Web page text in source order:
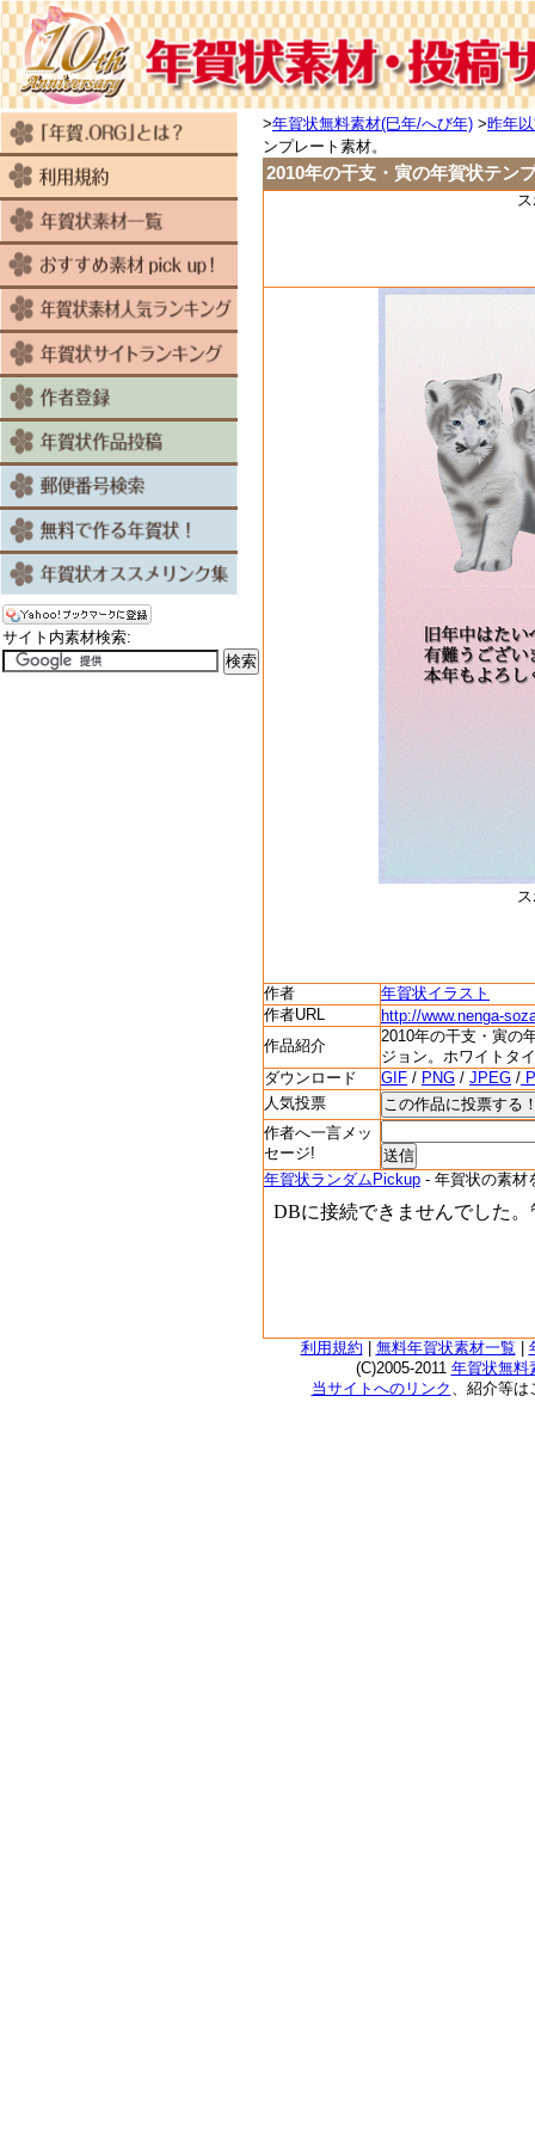
>年賀状無料素材(巳年/へび年) >昨年
ンプレート素材。
2010年の干支・寅の年賀状テン
作者
年賀状イラスト
作者URL
http://www.nenga-
作品紹介
2010年の干支・寅の
ジョン。ホワイトタ
ダウンロード
GIF / PNG / JPEG /
人気投票
作者へ一言メッ
セージ!
年賀状ランダムPickup - 年賀状の素材
サイト内素材検索:
利用規約 無料年賀状素材一覧
(C)2005-2011 年賀状無料
当サイトへのリンク 、紹介等は